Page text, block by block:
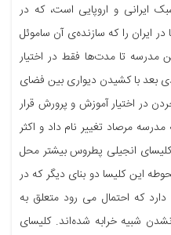
ایرانی و اروپایی است، که در
ایران را که سازنده‌ی آن ساموئل
مدرسه تا مدت‌ها فقط در اختیار
بعد با کشیدن دیواری بین فضای
در اختیار آموزش و پرورش قرار
مرصاد تغییر نام داد و اکثر
انجیلی پطروس بیشتر محل
این کلیسا دو بنای دیگر که در
که احتمال می رود متعلق به
نشدن شبیه خرابه شده‌اند. کلیسای